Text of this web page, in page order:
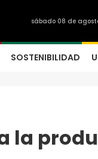
sábado 08 de
SOSTENIBILIDAD
la